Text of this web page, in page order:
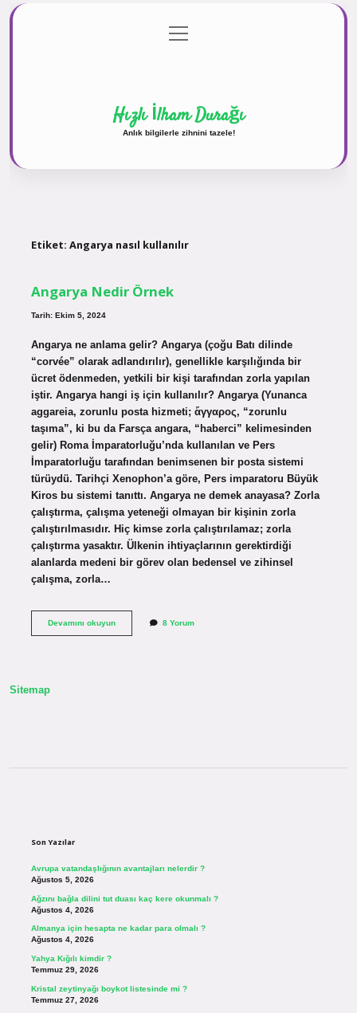
Gizlilik Politikası
menüyü
aç
Hızlı İlham Durağı
Anlık bilgilerle zihnini tazele!
Etiket: Angarya nasıl kullanılır
Angarya Nedir Örnek
Tarih: Ekim 5, 2024
Angarya ne anlama gelir? Angarya (çoğu Batı dilinde
“corvée” olarak adlandırılır), genellikle karşılığında bir
ücret ödenmeden, yetkili bir kişi tarafından zorla yapılan
iştir. Angarya hangi iş için kullanılır? Angarya (Yunanca
aggareia, zorunlu posta hizmeti; ἄγγαρος, “zorunlu
taşıma”, ki bu da Farsça angara, “haberci” kelimesinden
gelir) Roma İmparatorluğu’nda kullanılan ve Pers
İmparatorluğu tarafından benimsenen bir posta sistemi
türüydü. Tarihçi Xenophon’a göre, Pers imparatoru Büyük
Kiros bu sistemi tanıttı. Angarya ne demek anayasa? Zorla
çalıştırma, çalışma yeteneği olmayan bir kişinin zorla
çalıştırılmasıdır. Hiç kimse zorla çalıştırılamaz; zorla
çalıştırma yasaktır. Ülkenin ihtiyaçlarının gerektirdiği
alanlarda medeni bir görev olan bedensel ve zihinsel
çalışma, zorla…
Devamını okuyunAngarya
8 Yorum
Sitemap
Son Yazılar
Avrupa vatandaşlığının avantajları nelerdir ?
Ağustos 5, 2026
Ağzını bağla dilini tut duası kaç kere okunmalı ?
Ağustos 4, 2026
Almanya için hesapta ne kadar para olmalı ?
Ağustos 4, 2026
Yahya Kığılı kimdir ?
Temmuz 29, 2026
Kristal zeytinyağı boykot listesinde mi ?
Temmuz 27, 2026